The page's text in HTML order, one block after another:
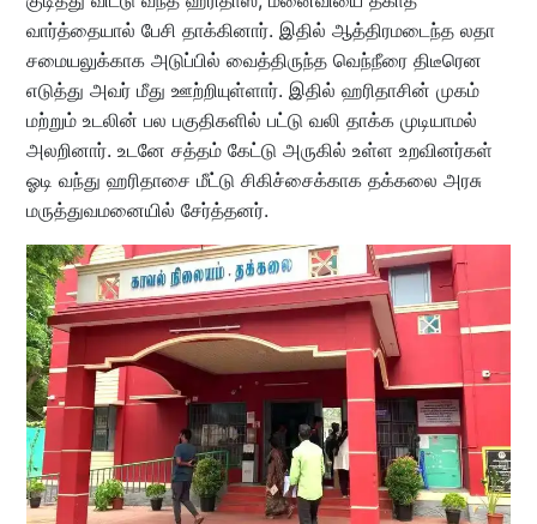
வார்த்தையால் பேசி தாக்கினார். இதில் ஆத்திரமடைந்த லதா
சமையலுக்காக அடுப்பில் வைத்திருந்த வெந்நீரை திடீரென
எடுத்து அவர் மீது ஊற்றியுள்ளார். இதில் ஹரிதாசின் முகம்
மற்றும் உடலின் பல பகுதிகளில் பட்டு வலி தாக்க முடியாமல்
அலறினார். உடனே சத்தம் கேட்டு அருகில் உள்ள உறவினர்கள்
ஓடி வந்து ஹரிதாசை மீட்டு சிகிச்சைக்காக தக்கலை அரசு
மருத்துவமனையில் சேர்த்தனர்.